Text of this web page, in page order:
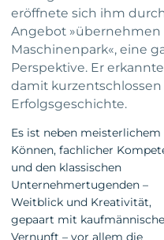
eröffnete sich ihm
Angebot »übernehmen
Maschinenpark«, eine
Perspektive. Er
damit
Erfolgsgeschichte.
Es ist neben meisterlichem
Können, fachlicher
und den klassischen
Unternehmertugenden –
Weitblick und Kreativität,
gepaart mit
Vernunft – vor allem die